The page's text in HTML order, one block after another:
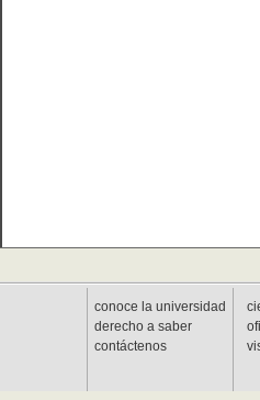
conoce la universidad
derecho a saber
contáctenos